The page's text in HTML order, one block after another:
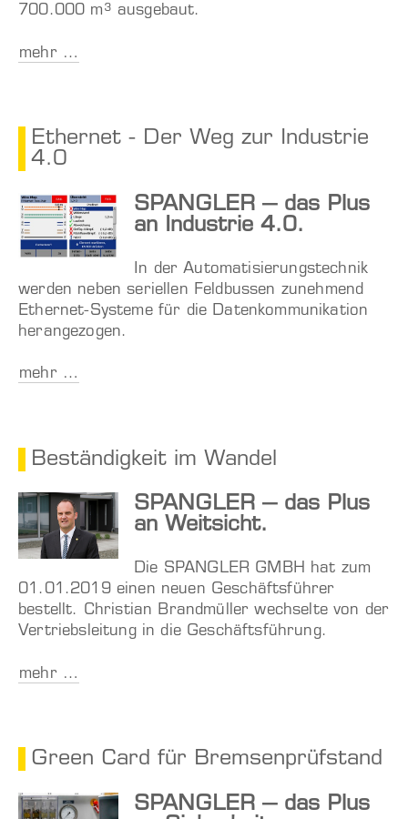
700.000 m³ ausgebaut.
mehr …
Ethernet - Der Weg zur Industrie
4.0
SPANGLER – das Plus
an Industrie 4.0.
In der Automatisierungstechnik
werden neben seriellen Feldbussen zunehmend
Ethernet-Systeme für die Datenkommunikation
herangezogen.
mehr …
Beständigkeit im Wandel
SPANGLER – das Plus
an Weitsicht.
Die SPANGLER GMBH hat zum
01.01.2019 einen neuen Geschäftsführer
bestellt. Christian Brandmüller wechselte von der
Vertriebsleitung in die Geschäftsführung.
mehr …
Green Card für Bremsenprüfstand
SPANGLER – das Plus